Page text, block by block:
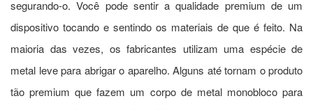
segurando-o. Você pode sentir a qualidade premium de um
dispositivo tocando e sentindo os materiais de que é feito. Na
maioria das vezes, os fabricantes utilizam uma espécie de
metal leve para abrigar o aparelho. Alguns até tornam o produto
tão premium que fazem um corpo de metal monobloco para